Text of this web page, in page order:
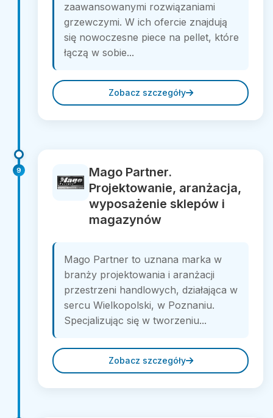
zaawansowanymi rozwiązaniami
grzewczymi. W ich ofercie znajdują
się nowoczesne piece na pellet, które
łączą w sobie...
Zobacz szczegóły
9
Mago Partner.
Projektowanie, aranżacja,
wyposażenie sklepów i
magazynów
Mago Partner to uznana marka w
branży projektowania i aranżacji
przestrzeni handlowych, działająca w
sercu Wielkopolski, w Poznaniu.
Specjalizując się w tworzeniu...
Zobacz szczegóły